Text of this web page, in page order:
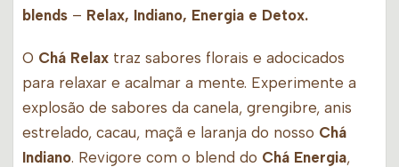
blends – Relax, Indiano, Energia e Detox.
O Chá Relax traz sabores florais e adocicados
para relaxar e acalmar a mente. Experimente a
explosão de sabores da canela, grengibre, anis
estrelado, cacau, maçã e laranja do nosso Chá
Indiano. Revigore com o blend do Chá Energia,